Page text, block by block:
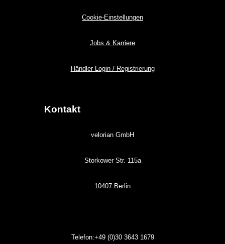
Cookie-Einstellungen
Jobs & Karriere
Händler Login / Registrierung
Kontakt
velorian GmbH
Storkower Str. 115a
10407 Berlin
Telefon:+49 (0)3036431679